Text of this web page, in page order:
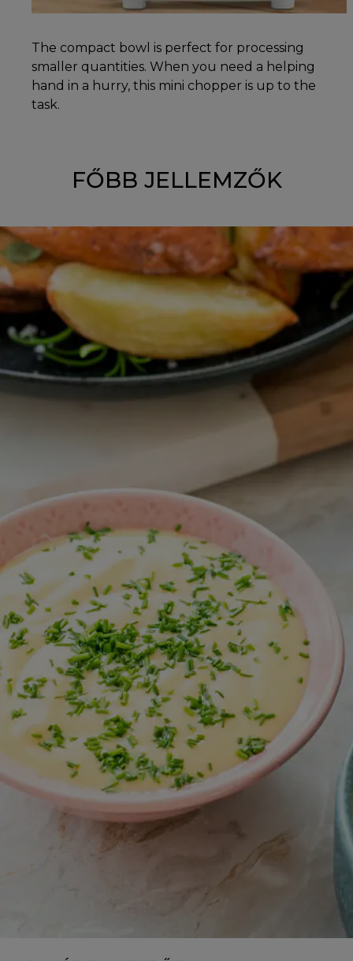
The compact bowl is perfect for processing
smaller quantities. When you need a helping
hand in a hurry, this mini chopper is up to the
task.
FŐBB JELLEMZŐK